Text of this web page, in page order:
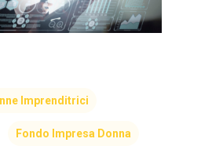
Imprenditrici
Fondo Impresa Donna